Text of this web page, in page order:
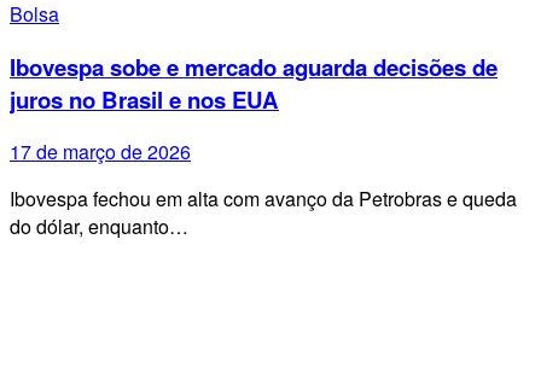
Bolsa
Ibovespa sobe e mercado aguarda decisões de
juros no Brasil e nos EUA
17 de março de 2026
Ibovespa fechou em alta com avanço da Petrobras e queda
do dólar, enquanto…